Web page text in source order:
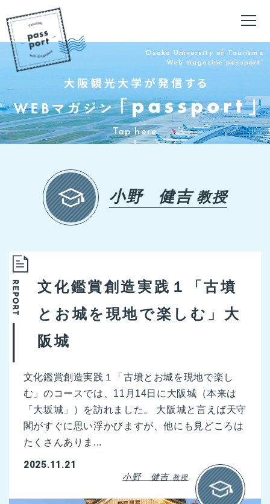
Osaka University of Tourism’s
Web magazine”passport”
小野 健吉教授
文化鑑賞創造実践１「古墳
とお城を現地で楽しむ」大
阪城
小野 健吉 教授
文化鑑賞創造実践１「古墳とお城を現地で楽し
む」のコースでは、11月14日に大阪城（本来は
「大坂城」）を訪れました。 大阪城と言えば天守
閣がすぐに思い浮かびますが、他にも見どころは
たくさんありま...
2025.11.21